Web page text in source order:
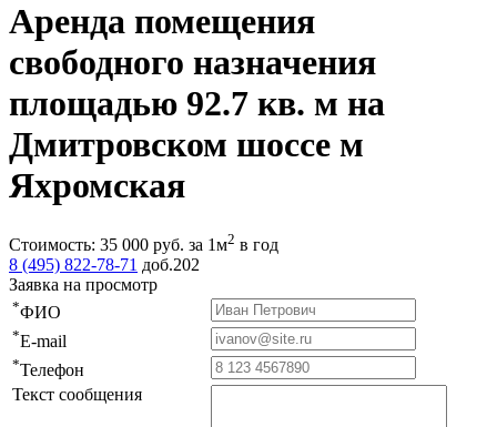
Аренда помещения
свободного назначения
площадью 92.7 кв. м на
Дмитровском шоссе м
Яхромская
Стоимость: 35 000 руб. за 1м2 в год
8 (495) 822-78-71 доб.202
Заявка на просмотр
*ФИО
*E-mail
*Телефон
Текст сообщения